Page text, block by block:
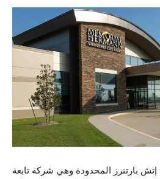
بارتنرز المحدودة وهي شركة تابعة